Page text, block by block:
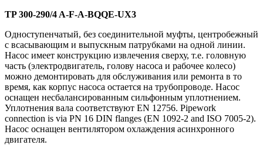
TP 300-290/4 A-F-A-BQQE-UX3
Одноступенчатый, без соединительной муфты, центробежный
с всасывающим и выпускным патрубками на одной линии.
Насос имеет конструкцию извлечения сверху, т.е. головную
часть (электродвигатель, голову насоса и рабочее колесо)
можно демонтировать для обслуживания или ремонта в то
время, как корпус насоса остается на трубопроводе. Насос
оснащен несбалансированным сильфонным уплотнением.
Уплотнения вала соответствуют EN 12756. Pipework
connection is via PN 16 DIN flanges (EN 1092-2 and ISO 7005-2).
Насос оснащен вентилятором охлаждения асинхронного
двигателя.